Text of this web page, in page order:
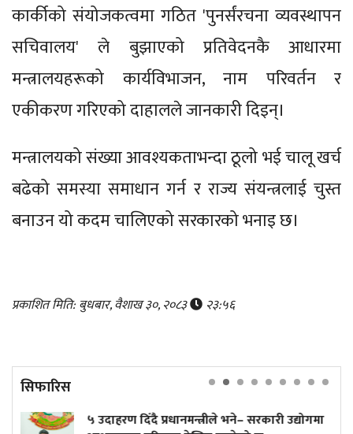
कार्कीको संयोजकत्वमा गठित 'पुनर्संरचना व्यवस्थापन
सचिवालय' ले बुझाएको प्रतिवेदनकै आधारमा
मन्त्रालयहरूको कार्यविभाजन, नाम परिवर्तन र
एकीकरण गरिएको दाहालले जानकारी दिइन्।
मन्त्रालयको संख्या आवश्यकताभन्दा ठूलो भई चालू खर्च
बढेको समस्या समाधान गर्न र राज्य संयन्त्रलाई चुस्त
बनाउन यो कदम चालिएको सरकारको भनाइ छ।
प्रकाशित मिति: बुधबार, वैशाख ३०, २०८३ २३:५६
सिफारिस
दिँदै प्रधानमन्त्रीले भने– सरकारी उद्योगमा